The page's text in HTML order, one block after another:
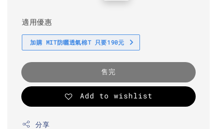
適用優惠
加購 MIT防曬透氣棉T 只要190元
售完
Add to wishlist
分享